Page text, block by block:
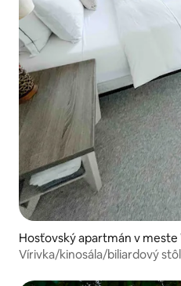
Hosťovský apartmán v meste
Vírivka/kinosála/biliardový